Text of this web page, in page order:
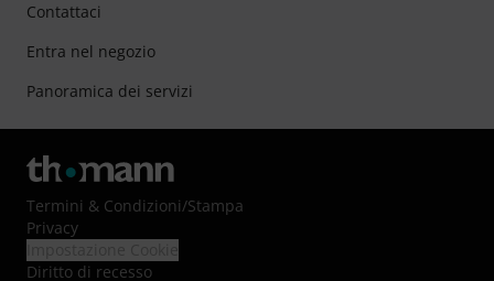
Contattaci
Entra nel negozio
Panoramica dei servizi
Termini & Condizioni/Stampa
Privacy
Diritto di recesso